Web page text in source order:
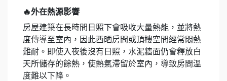
🔥外在熱源影響
房屋建築在長時間日照下會吸收大量熱能，並將熱
度傳導至室內，因此西晒房間或頂樓空間經常悶熱
難耐。即使入夜後沒有日照，水泥牆面仍會釋放白
天所儲存的餘熱，使熱氣滯留於室內，導致房間溫
度難以下降。